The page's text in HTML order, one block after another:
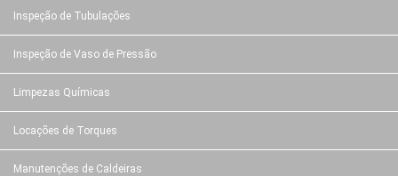
Inspeção de Tubulações
Inspeção de Vaso de Pressão
Limpezas Químicas
Locações de Torques
Manutenções de Caldeiras